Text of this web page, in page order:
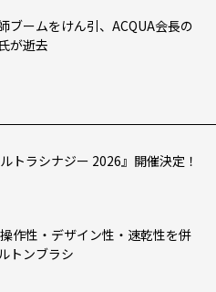
ブームをけん引、ACQUA会長の
が逝去
トラシナジー 2026』開催決定！
操作性・デザイン性・速乾性を併
トンブラシ